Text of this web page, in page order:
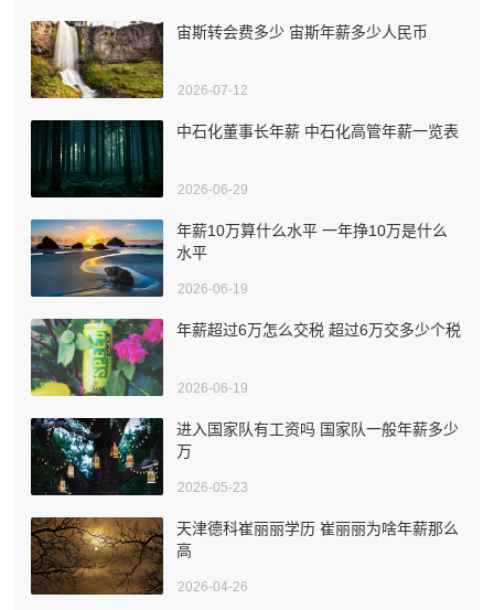
宙斯转会费多少 宙斯年薪多少人民币
2026-07-12
中石化董事长年薪 中石化高管年薪一览表
2026-06-29
年薪10万算什么水平 一年挣10万是什么
水平
2026-06-19
年薪超过6万怎么交税 超过6万交多少个税
2026-06-19
进入国家队有工资吗 国家队一般年薪多少
万
2026-05-23
天津德科崔丽丽学历 崔丽丽为啥年薪那么
高
2026-04-26